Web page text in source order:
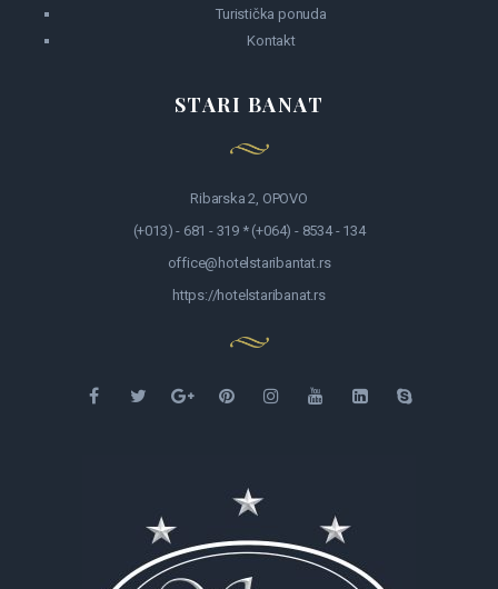
Turistička ponuda
Kontakt
STARI BANAT
Ribarska 2, OPOVO
(+013) - 681 - 319 * (+064) - 8534 - 134
office@hotelstaribantat.rs
https://hotelstaribanat.rs